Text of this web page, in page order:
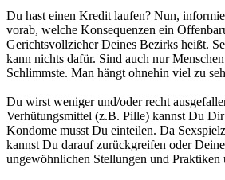
Du hast einen Kredit laufen? Nun,
vorab, welche Konsequenzen ein
Gerichtsvollzieher Deines Bezirks heißt.
kann nichts dafür. Sind auch nur
Schlimmste. Man hängt ohnehin viel zu
Du wirst weniger und/oder recht
Verhütungsmittel (z.B. Pille) kannst Du
Kondome musst Du einteilen. Da
kannst Du darauf zurückgreifen oder
ungewöhnlichen Stellungen und Praktiken